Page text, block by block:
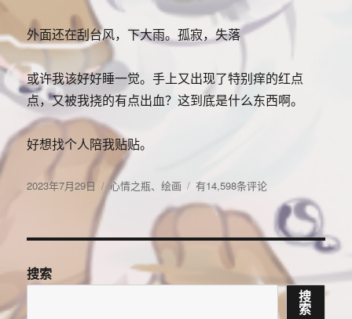
外面还在刮台风，下大雨。孤寂，失落
或许我该好好睡一觉。手上又出现了特别痒的红点
点，又被我挠的有点出血？这到底是什么东西啊。
好想找个人陪我贴贴。
发
2023年7月29日
分
心情之瓶、绘画
好
吧，
难
有14,598条评论
搜索
搜
索